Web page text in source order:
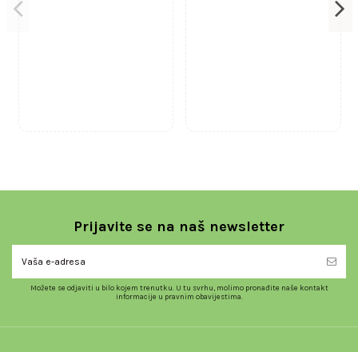
Prijavite se na naš newsletter
Možete se odjaviti u bilo kojem trenutku. U tu svrhu, molimo pronađite naše kontakt
informacije u pravnim obavijestima.